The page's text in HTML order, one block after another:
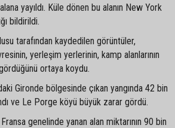
yayıldı. Küle dönen bu alanın New York
bildirildi.
tarafından kaydedilen görüntüler,
yerleşim yerlerinin, kamp alanlarının
ortaya koydu.
Gironde bölgesinde çıkan yangında 42 bin
ve Le Porge köyü büyük zarar gördü.
genelinde yanan alan miktarının 90 bin